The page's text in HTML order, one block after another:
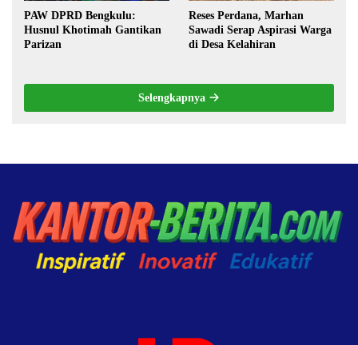
PAW DPRD Bengkulu:
Husnul Khotimah Gantikan
Parizan
Reses Perdana, Marhan
Sawadi Serap Aspirasi Warga
di Desa Kelahiran
Selengkapnya